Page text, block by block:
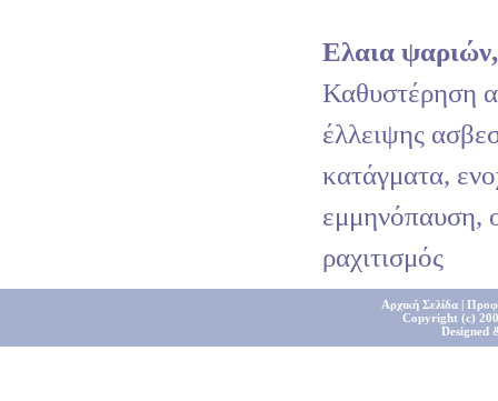
Ελαια
Καθυστέρηση
έλλειψης
κατάγματα,
εμμηνόπαυση,
ραχιτισμός
Αρχική Σελίδα|
Copyright (c)
Designed